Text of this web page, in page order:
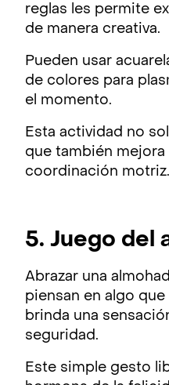
reglas les permite
de manera creativa.
Pueden usar
de colores para
el momento.
Esta actividad no
que también
coordinación motriz.
5. Juego del
Abrazar una
piensan en algo
brinda una
seguridad.
Este simple gesto